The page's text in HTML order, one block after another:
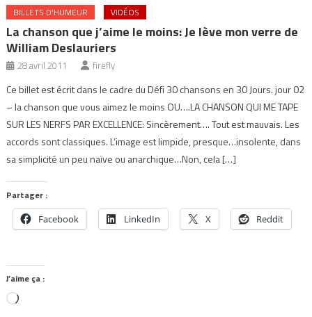
BILLETS D'HUMEUR VIDÉOS
La chanson que j’aime le moins: Je lève mon verre de
William Deslauriers
28 avril 2011 firefly
Ce billet est écrit dans le cadre du Défi 30 chansons en 30 Jours. jour 02
– la chanson que vous aimez le moins OU….LA CHANSON QUI ME TAPE
SUR LES NERFS PAR EXCELLENCE: Sincèrement…. Tout est mauvais. Les
accords sont classiques. L’image est limpide, presque…insolente, dans
sa simplicité un peu naïve ou anarchique…Non, cela […]
Partager :
Facebook LinkedIn X Reddit
J’aime ça :
Chargement…